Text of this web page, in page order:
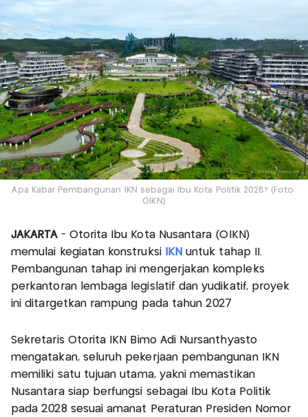
Apa Kabar Pembangunan IKN sebagai Ibu Kota Politik 2028? (Foto:
OIKN)
JAKARTA- Otorita Ibu Kota Nusantara (OIKN)
memulai kegiatan konstruksi
IKN untuk tahap II.
Pembangunan tahap ini mengerjakan kompleks
perkantoran lembaga legislatif dan yudikatif, proyek
ini ditargetkan rampung pada tahun 2027
Sekretaris Otorita IKN Bimo Adi Nursanthyasto
mengatakan, seluruh pekerjaan pembangunan IKN
memiliki satu tujuan utama, yakni memastikan
Nusantara siap berfungsi sebagai Ibu Kota Politik
pada 2028 sesuai amanat Peraturan Presiden Nomor